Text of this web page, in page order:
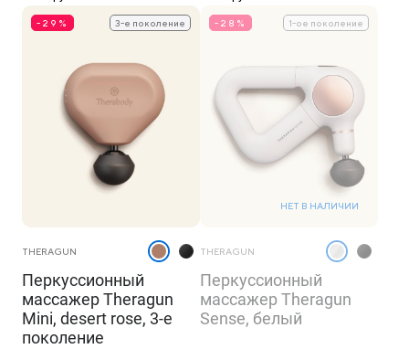
3-е поколение
-29%
THERAGUN
Перкуссионный
массажер Theragun
Mini, desert rose, 3-е
поколение
1-ое поколение
-28%
НЕТ В НАЛИЧИИ
THERAGUN
Перкуссионный
массажер Theragun
Sense, белый